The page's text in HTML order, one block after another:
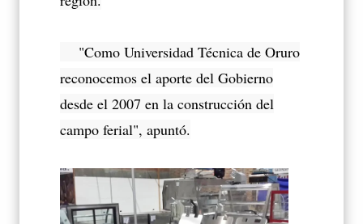
"Como Universidad Técnica de Oruro
reconocemos el aporte del Gobierno
desde el 2007 en la construcción del
campo ferial", apuntó.